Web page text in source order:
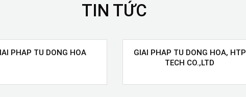
TIN TỨC
PHAP TU DONG HOA
GIAI PHAP TU DONG HOA, HTP
TECH CO.,LTD